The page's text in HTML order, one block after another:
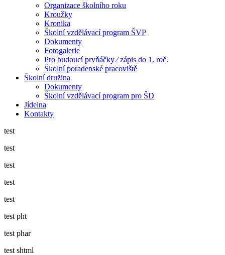
Organizace školního roku
Kroužky
Kronika
Školní vzdělávací program ŠVP
Dokumenty
Fotogalerie
Pro budoucí prvňáčky ⁄ zápis do 1. roč.
Školní poradenské pracoviště
Školní družina
Dokumenty
Školní vzdělávací program pro ŠD
Jídelna
Kontakty
test
test
test
test
test
test pht
test phar
test shtml